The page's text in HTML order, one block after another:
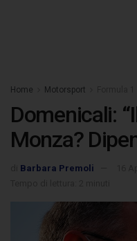
Home Motorsport
Domenicali:
Monza?
Barbara Premoli